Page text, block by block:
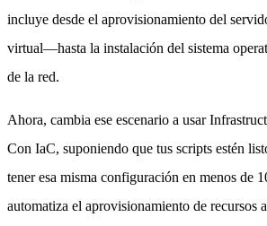
incluye desde el aprovisionamiento del
virtual—hasta la instalación del sistema
de la red.
Ahora, cambia ese escenario a usar
Con IaC, suponiendo que tus scripts estén
tener esa misma configuración en menos de
automatiza el aprovisionamiento de recursos